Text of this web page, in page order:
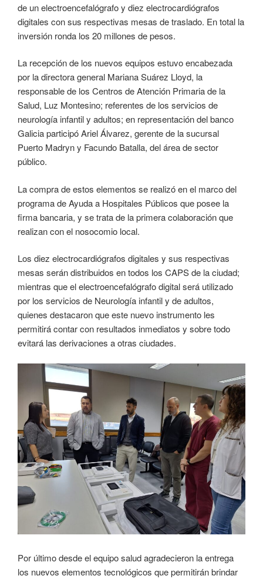
de un electroencefalógrafo y diez electrocardiógrafos
digitales con sus respectivas mesas de traslado. En total la
inversión ronda los 20 millones de pesos.
La recepción de los nuevos equipos estuvo encabezada
por la directora general Mariana Suárez Lloyd, la
responsable de los Centros de Atención Primaria de la
Salud, Luz Montesino; referentes de los servicios de
neurología infantil y adultos; en representación del banco
Galicia participó Ariel Álvarez, gerente de la sucursal
Puerto Madryn y Facundo Batalla, del área de sector
público.
La compra de estos elementos se realizó en el marco del
programa de Ayuda a Hospitales Públicos que posee la
firma bancaria, y se trata de la primera colaboración que
realizan con el nosocomio local.
Los diez electrocardiógrafos digitales y sus respectivas
mesas serán distribuidos en todos los CAPS de la ciudad;
mientras que el electroencefalógrafo digital será utilizado
por los servicios de Neurología infantil y de adultos,
quienes destacaron que este nuevo instrumento les
permitirá contar con resultados inmediatos y sobre todo
evitará las derivaciones a otras ciudades.
Por último desde el equipo salud agradecieron la entrega
los nuevos elementos tecnológicos que permitirán brindar